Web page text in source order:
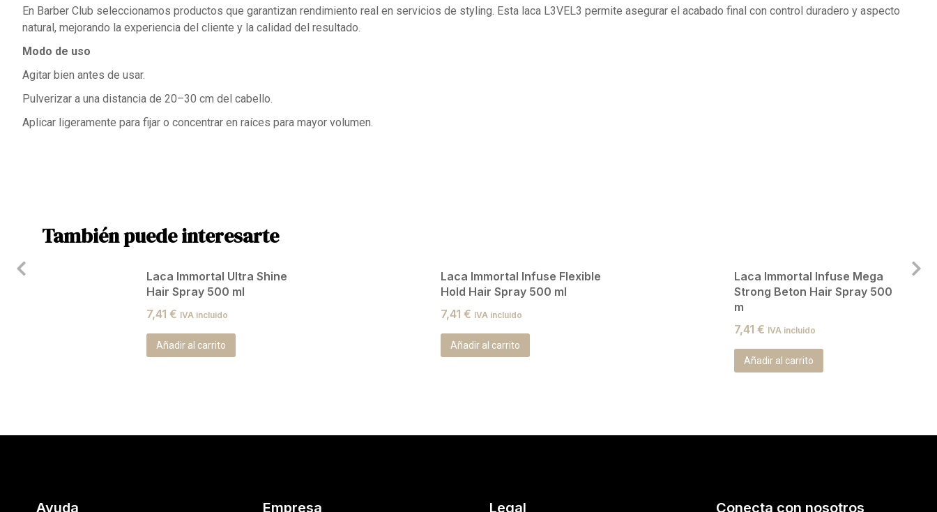
En Barber Club seleccionamos productos que garantizan rendimiento real en servicios de styling. Esta laca L3VEL3 permite asegurar el acabado final con control duradero y aspecto
natural, mejorando la experiencia del cliente y la calidad del resultado.
Modo de uso
Agitar bien antes de usar.
Pulverizar a una distancia de 20–30 cm del cabello.
Aplicar ligeramente para fijar o concentrar en raíces para mayor volumen.
También puede interesarte
Laca Immortal Ultra Shine
Hair Spray 500 ml
7,41€ IVA incluido
Añadir al carrito
Laca Immortal Infuse Flexible
Hold Hair Spray 500 ml
7,41 € IVA incluido
Añadir al carrito
Laca Immortal Infuse Mega
Strong Beton Hair Spray 500
m
7,41 € IVA incluido
Añadir al carrito
Ayuda Empresa Legal Conecta con nosotros